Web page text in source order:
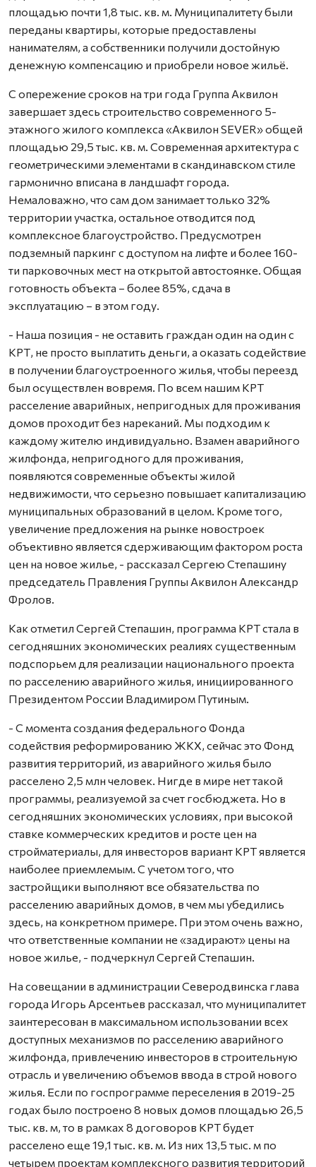
площадью почти 1,8 тыс. кв. м. Муниципалитету были
переданы квартиры, которые предоставлены
нанимателям, а собственники получили достойную
денежную компенсацию и приобрели новое жильё.
С опережение сроков на три года Группа Аквилон
завершает здесь строительство современного 5-
этажного жилого комплекса «Аквилон SEVER» общей
площадью 29,5 тыс. кв. м. Современная архитектура с
геометрическими элементами в скандинавском стиле
гармонично вписана в ландшафт города.
Немаловажно, что сам дом занимает только 32%
территории участка, остальное отводится под
комплексное благоустройство. Предусмотрен
подземный паркинг с доступом на лифте и более 160-
ти парковочных мест на открытой автостоянке. Общая
готовность объекта – более 85%, сдача в
эксплуатацию – в этом году.
- Наша позиция - не оставить граждан один на один с
КРТ, не просто выплатить деньги, а оказать содействие
в получении благоустроенного жилья, чтобы переезд
был осуществлен вовремя. По всем нашим КРТ
расселение аварийных, непригодных для проживания
домов проходит без нареканий. Мы подходим к
каждому жителю индивидуально. Взамен аварийного
жилфонда, непригодного для проживания,
появляются современные объекты жилой
недвижимости, что серьезно повышает капитализацию
муниципальных образований в целом. Кроме того,
увеличение предложения на рынке новостроек
объективно является сдерживающим фактором роста
цен на новое жилье, - рассказал Сергею Степашину
председатель Правления Группы Аквилон Александр
Фролов.
Как отметил Сергей Степашин, программа КРТ стала в
сегодняшних экономических реалиях существенным
подспорьем для реализации национального проекта
по расселению аварийного жилья, инициированного
Президентом России Владимиром Путиным.
- С момента создания федерального Фонда
содействия реформированию ЖКХ, сейчас это Фонд
развития территорий, из аварийного жилья было
расселено 2,5 млн человек. Нигде в мире нет такой
программы, реализуемой за счет госбюджета. Но в
сегодняшних экономических условиях, при высокой
ставке коммерческих кредитов и росте цен на
стройматериалы, для инвесторов вариант КРТ является
наиболее приемлемым. С учетом того, что
застройщики выполняют все обязательства по
расселению аварийных домов, в чем мы убедились
здесь, на конкретном примере. При этом очень важно,
что ответственные компании не «задирают» цены на
новое жилье, - подчеркнул Сергей Степашин.
На совещании в администрации Северодвинска глава
города Игорь Арсентьев рассказал, что муниципалитет
заинтересован в максимальном использовании всех
доступных механизмов по расселению аварийного
жилфонда, привлечению инвесторов в строительную
отрасль и увеличению объемов ввода в строй нового
жилья. Если по госпрограмме переселения в 2019-25
годах было построено 8 новых домов площадью 26,5
тыс. кв. м, то в рамках 8 договоров КРТ будет
расселено еще 19,1 тыс. кв. м. Из них 13,5 тыс. м по
четырем проектам комплексного развития территорий